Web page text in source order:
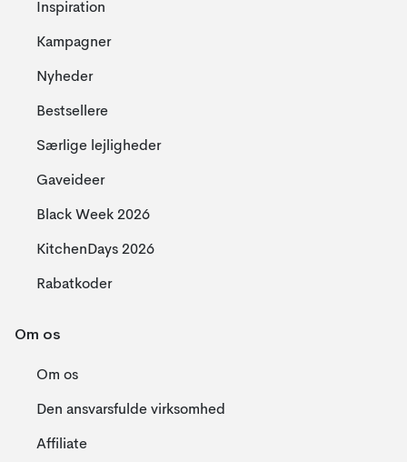
Inspiration
Kampagner
Nyheder
Bestsellere
Særlige lejligheder
Gaveideer
Black Week 2026
KitchenDays 2026
Rabatkoder
Om os
Om os
Den ansvarsfulde virksomhed
Affiliate